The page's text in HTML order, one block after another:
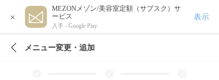
×
MEZONメゾン/美容室定額（サブスク）サ
ービス
入手 - Google Play
表示
メニュー変更・追加